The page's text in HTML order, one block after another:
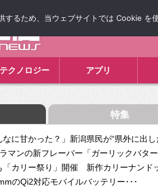
クノロジー アプリ
特集
なに甘かった？」新潟県民が“県外に出し
マンの新フレーバー「ガーリックバター
「カリー祭り」開催 新作カリーナンド
のQi2対応モバイルバッテリー･･･
するため、当ウェブサイトでは Cookie